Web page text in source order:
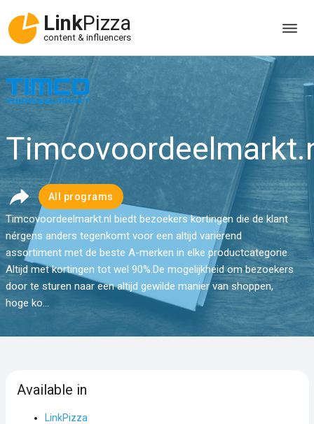
LinkPizza
content & influencers
All programs
Timcovoordeelmarkt.nl biedt bezoekers kortingen die de klant
nérgens anders tegenkomt voor een altijd variërend
assortiment met de beste A-merken in elke productcategorie.
Altijd met kortingen tot wel 90%.De mogelijkheid om bezoekers
door te sturen naar een altijd gewilde manier van shoppen,
hoge ko...
Available in
LinkPizza